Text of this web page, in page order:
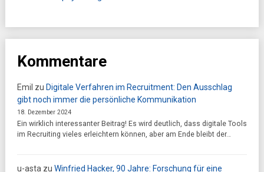
Kommentare
Emil zu Digitale Verfahren im Recruitment: Den Ausschlag
gibt noch immer die persönliche Kommunikation
18. Dezember 2024
Ein wirklich interessanter Beitrag! Es wird deutlich, dass digitale Tools
im Recruiting vieles erleichtern können, aber am Ende bleibt der…
u-asta zu Winfried Hacker, 90 Jahre: Forschung für eine